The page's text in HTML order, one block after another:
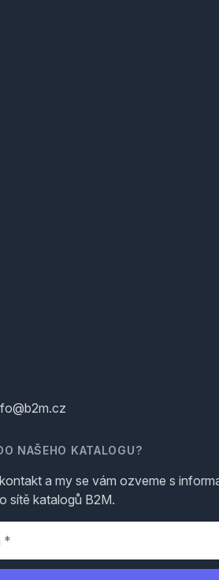
NAŠEHO KATALOGU?
a my se vám ozveme s
sítě katalogů B2M.